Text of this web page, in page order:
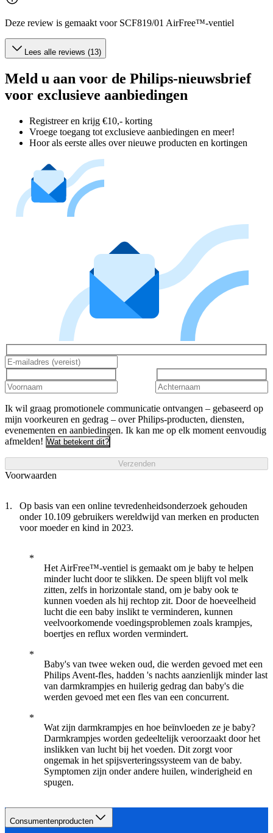
Deze review is gemaakt voor SCF819/01 AirFree™-ventiel
Lees alle reviews (13)
Meld u aan voor de Philips-nieuwsbrief
voor exclusieve aanbiedingen
Registreer en krijg €10,- korting
Vroege toegang tot exclusieve aanbiedingen en meer!
Hoor als eerste alles over nieuwe producten en kortingen
Ik wil graag promotionele communicatie ontvangen – gebaseerd op
mijn voorkeuren en gedrag – over Philips-producten, diensten,
evenementen en aanbiedingen. Ik kan me op elk moment eenvoudig
afmelden! Wat betekent dit?
Verzenden
Voorwaarden
Op basis van een online tevredenheidsonderzoek gehouden
onder 10.109 gebruikers wereldwijd van merken en producten
voor moeder en kind in 2023.
Het AirFree™-ventiel is gemaakt om je baby te helpen
minder lucht door te slikken. De speen blijft vol melk
zitten, zelfs in horizontale stand, om je baby ook te
kunnen voeden als hij rechtop zit. Door de hoeveelheid
lucht die een baby inslikt te verminderen, kunnen
veelvoorkomende voedingsproblemen zoals krampjes,
boertjes en reflux worden vermindert.
Baby's van twee weken oud, die werden gevoed met een
Philips Avent-fles, hadden 's nachts aanzienlijk minder last
van darmkrampjes en huilerig gedrag dan baby's die
werden gevoed met een fles van een concurrent.
Wat zijn darmkrampjes en hoe beïnvloeden ze je baby?
Darmkrampjes worden gedeeltelijk veroorzaakt door het
inslikken van lucht bij het voeden. Dit zorgt voor
ongemak in het spijsverteringssysteem van de baby.
Symptomen zijn onder andere huilen, winderigheid en
spugen.
Consumentenproducten